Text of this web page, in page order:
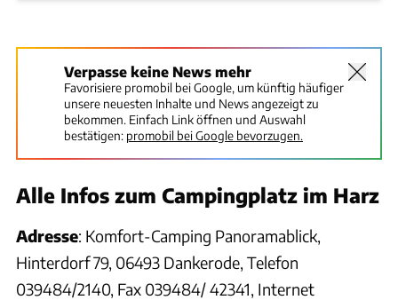
Verpasse keine News mehr
Favorisiere promobil bei Google, um künftig häufiger
unsere neuesten Inhalte und News angezeigt zu
bekommen. Einfach Link öffnen und Auswahl
bestätigen: promobil bei Google bevorzugen.
Alle Infos zum Campingplatz im Harz
Adresse: Komfort-Camping Panoramablick,
Hinterdorf 79, 06493 Dankerode, Telefon
039484/2140, Fax 039484/ 42341, Internet